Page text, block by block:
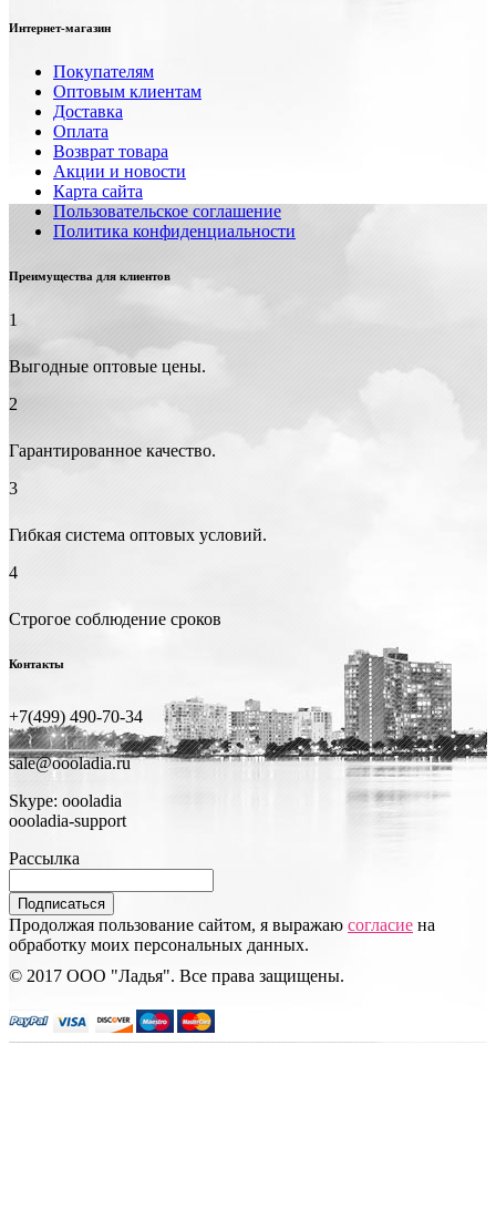
Интернет-магазин
Покупателям
Оптовым клиентам
Доставка
Оплата
Возврат товара
Акции и новости
Карта сайта
Пользовательское соглашение
Политика конфиденциальности
Преимущества для клиентов
1
Выгодные оптовые цены.
2
Гарантированное качество.
3
Гибкая система оптовых условий.
4
Строгое соблюдение сроков
Контакты
+7(499) 490-70-34
sale@oooladia.ru
Skype: oooladia
oooladia-support
Рассылка
Подписаться
Продолжая пользование сайтом, я выражаю согласие на
обработку моих персональных данных.
© 2017 ООО "Ладья". Все права защищены.